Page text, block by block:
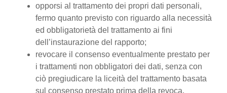
opporsi al trattamento dei propri dati personali,
fermo quanto previsto con riguardo alla necessità
ed obbligatorietà del trattamento ai fini
dell’instaurazione del rapporto;
revocare il consenso eventualmente prestato per
i trattamenti non obbligatori dei dati, senza con
ciò pregiudicare la liceità del trattamento basata
sul consenso prestato prima della revoca.